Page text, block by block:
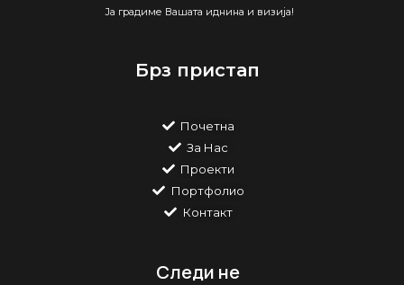
Ја градиме Вашата иднина и визија!
Брз пристап
Почетна
За Нас
Проекти
Портфолио
Контакт
Следи не